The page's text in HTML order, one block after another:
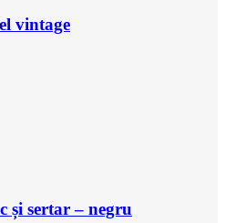
vintage
și sertar – negru